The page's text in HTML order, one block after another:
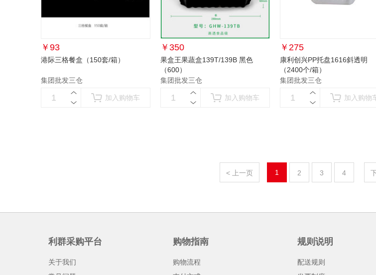
￥ 93
港际三格餐盒（150套/箱）
集团批发三仓
加入购物车
￥ 350
果盒王果蔬盒139T/139B 黑色
（600）
集团批发三仓
加入购物车
￥ 275
康利创兴PP托盘1616斜透明
（2400个/箱）
集团批发三仓
加入购物
< 上一页 1 2 3 4